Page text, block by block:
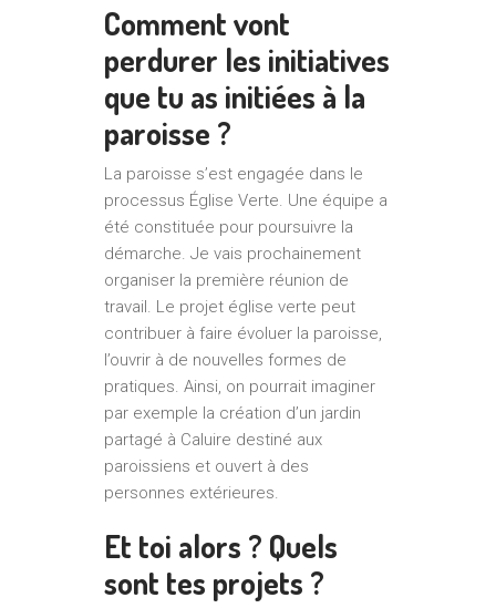
Comment vont
perdurer les initiatives
que tu as initiées à la
paroisse ?
La paroisse s’est engagée dans le
processus Église Verte. Une équipe a
été constituée pour poursuivre la
démarche. Je vais prochainement
organiser la première réunion de
travail. Le projet église verte peut
contribuer à faire évoluer la paroisse,
l’ouvrir à de nouvelles formes de
pratiques. Ainsi, on pourrait imaginer
par exemple la création d’un jardin
partagé à Caluire destiné aux
paroissiens et ouvert à des
personnes extérieures.
Et toi alors ? Quels
sont tes projets ?